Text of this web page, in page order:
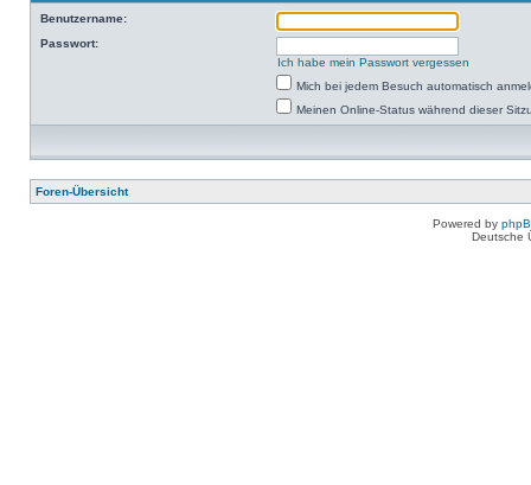
Benutzername:
Passwort:
Ich habe mein Passwort vergessen
Mich bei jedem Besuch automatisch
Meinen Online-Status während dieser
Foren-Übersicht
Powered by
Deutsche